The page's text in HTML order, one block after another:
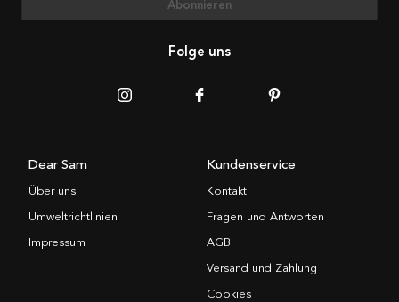
Abonnieren
Folge uns
Dear Sam
Über uns
Umweltrichtlinien
Impressum
Kundenservice
Kontakt
Fragen und Antworten
AGB
Versand und Zahlung
Cookies